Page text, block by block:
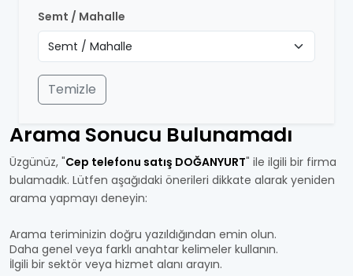
Semt / Mahalle
Temizle
Arama Sonucu Bulunamadı
Üzgünüz, "Cep telefonu satış DOĞANYURT" ile ilgili bir firma
bulamadık. Lütfen aşağıdaki önerileri dikkate alarak yeniden
arama yapmayı deneyin:
Arama teriminizin doğru yazıldığından emin olun.
Daha genel veya farklı anahtar kelimeler kullanın.
İlgili bir sektör veya hizmet alanı arayın.